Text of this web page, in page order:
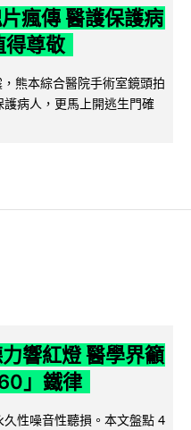
瘋傳 醫護保護病
得尊敬
熊本綜合醫院手術室鏡頭拍
病人，更馬上開逃生門確
響紅燈 醫學界籲
」鐵律
性噪音性聽損。本文盤點 4